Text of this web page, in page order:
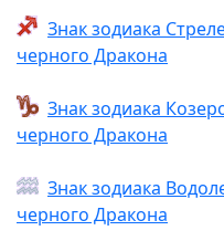
Знак зодиака
черного Дракона
Знак зодиака
черного Дракона
Знак зодиака
черного Дракона